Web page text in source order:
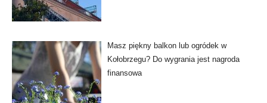
Masz piękny balkon lub ogródek w
Kołobrzegu? Do wygrania jest nagroda
finansowa